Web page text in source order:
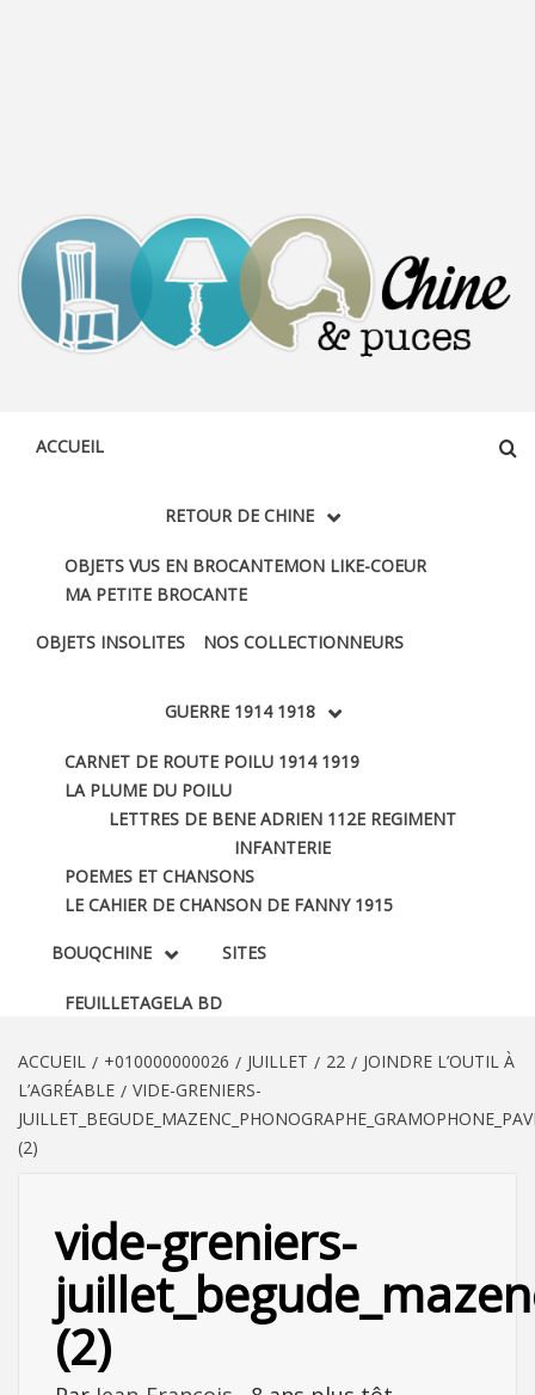
ACCUEIL
RETOUR DE CHINE
OBJETS VUS EN BROCANTEMON LIKE-COEUR
MA PETITE BROCANTE
OBJETS INSOLITES NOS COLLECTIONNEURS
GUERRE 1914 1918
CARNET DE ROUTE POILU 1914 1919
LA PLUME DU POILU
LETTRES DE BENE ADRIEN 112E REGIMENT
INFANTERIE
POEMES ET CHANSONS
LE CAHIER DE CHANSON DE FANNY 1915
BOUQCHINE
FEUILLETAGELA BD
SITES
ACCUEIL +010000000026 JUILLET 22
JOINDRE L’OUTIL À
L’AGRÉABLE
VIDE-GRENIERS-
(2)
vide-greniers-
(2)